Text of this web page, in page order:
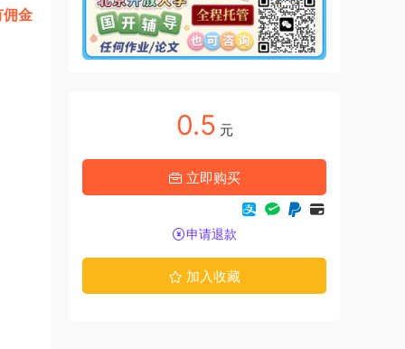
佣金
0.5 元
立即购买
申请退款
加入收藏